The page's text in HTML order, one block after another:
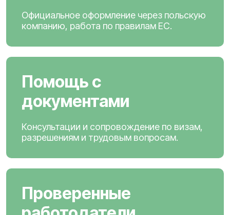
Официальное оформление через польскую
компанию, работа по правилам ЕС.
Помощь с
документами
Консультации и сопровождение по визам,
разрешениям и трудовым вопросам.
Проверенные